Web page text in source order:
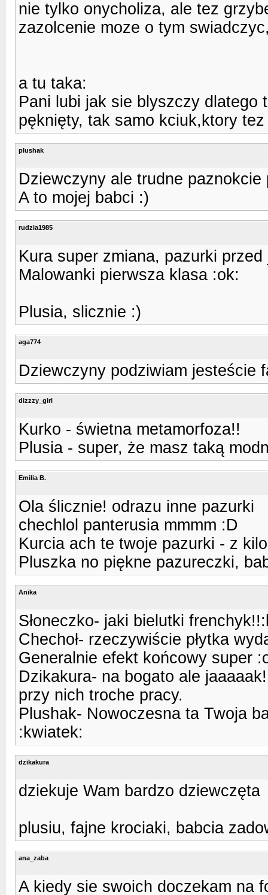
nie tylko onycholiza, ale tez
zazolcenie moze o tym
a tu taka:
Pani lubi jak sie blyszczy dlatego
pęknięty, tak samo kciuk,ktory
plushak
Dziewczyny ale trudne paznokcie
A to mojej babci :)
rudzia1985
Kura super zmiana, pazurki
Malowanki pierwsza klasa :ok:
Plusia, slicznie :)
aga774
Dziewczyny podziwiam jesteście
dizzzy_girl
Kurko - świetna metamorfoza!!
Plusia - super, że masz taką
Emilia B.
Ola ślicznie! odrazu inne pazurki
chechlol panterusia mmmm :D
Kurcia ach te twoje pazurki - z
Pluszka no piękne pazureczki,
Anika
Słoneczko- jaki bielutki
Chechoł- rzeczywiście płytka
Generalnie efekt końcowy super
Dzikakura- na bogato ale
przy nich troche pracy.
Plushak- Nowoczesna ta Twoja
:kwiatek:
dzikakura
dziekuje Wam bardzo dziewczęta
plusiu, fajne krociaki, babcia
ana_zaba
A kiedy sie swoich doczekam na